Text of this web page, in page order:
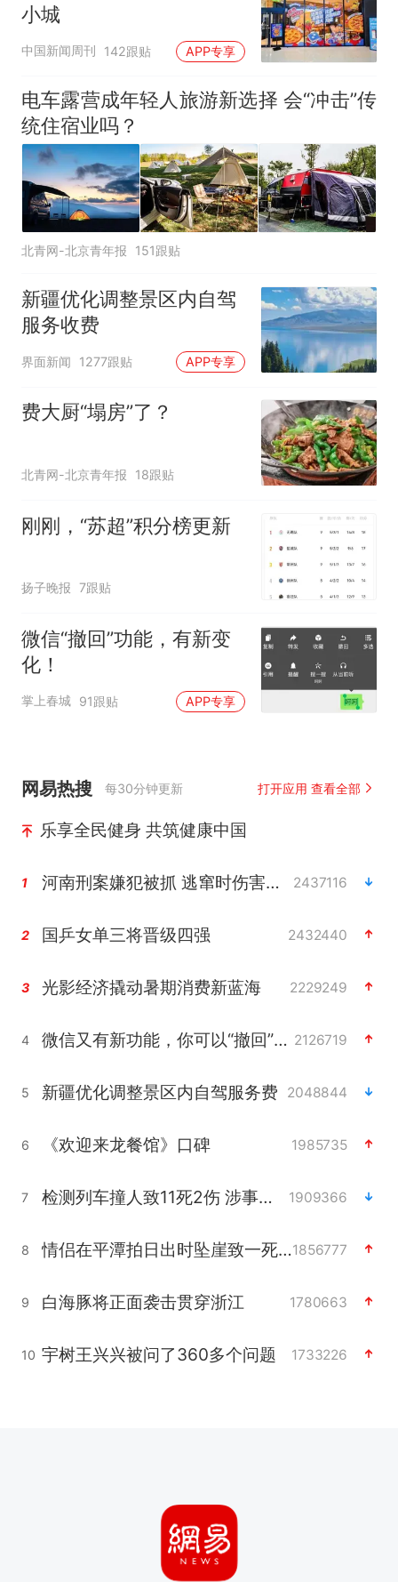
小城
中国新闻周刊 142跟贴 APP专享
电车露营成年轻人旅游新选择 会“冲击”传
统住宿业吗？
北青网-北京青年报 151跟贴
新疆优化调整景区内自驾
服务收费
界面新闻 1277跟贴 APP专享
费大厨“塌房”了？
北青网-北京青年报 18跟贴
刚刚，“苏超”积分榜更新
扬子晚报 7跟贴
微信“撤回”功能，有新变
化！
掌上春城 91跟贴 APP专享
网易热搜 每30分钟更新 打开应用 查看全部
乐享全民健身 共筑健康中国
1 河南刑案嫌犯被抓 逃窜时伤害多人 2437116
2 国乒女单三将晋级四强 2432440
3 光影经济撬动暑期消费新蓝海 2229249
4 微信又有新功能，你可以“撤回”你的撤回了！ 2126719
5 新疆优化调整景区内自驾服务费 2048844
6 《欢迎来龙餐馆》口碑 1985735
7 检测列车撞人致11死2伤 涉事单位被罚 1909366
8 情侣在平潭拍日出时坠崖致一死一伤1856777
9 白海豚将正面袭击贯穿浙江 1780663
10 宇树王兴兴被问了360多个问题 1733226